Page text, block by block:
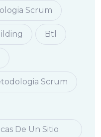
Scrum
Btl
Scrum
De Un Sitio